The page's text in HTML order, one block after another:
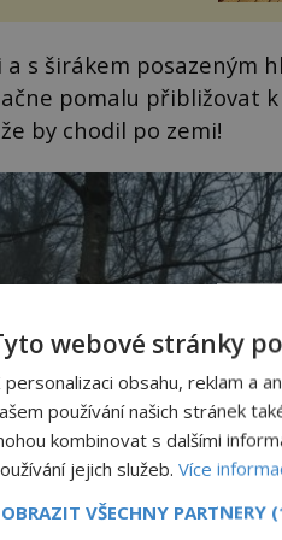
burčák, pes...
s širákem posazeným
pomalu přibližovat
by chodil po zemi!
webové stránky
personalizaci obsahu, reklam a
používání našich stránek
kombinovat s dalšími
jejich služeb. Více
VŠECHNY PARTNERY